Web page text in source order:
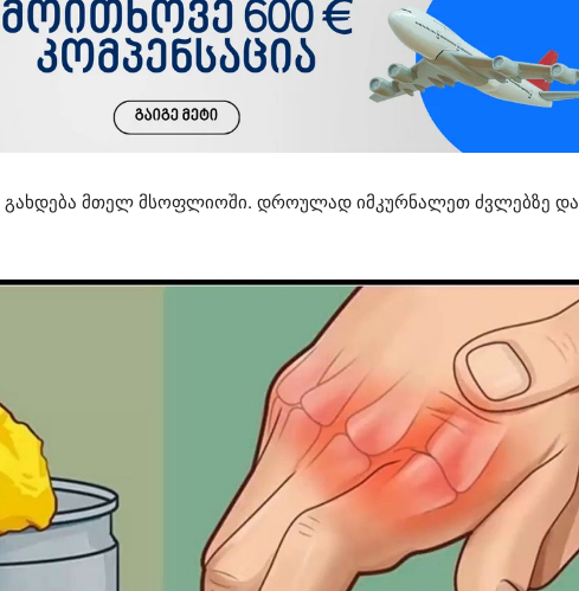
გახდება მთელ მსოფლიოში. დროულად იმკურნალეთ ძვლებზე და